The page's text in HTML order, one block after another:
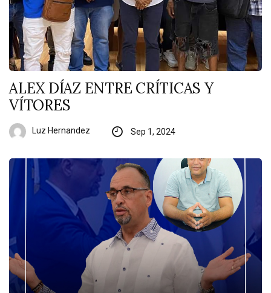
ALEX DÍAZ ENTRE CRÍTICAS Y
VÍTORES
Luz Hernandez Sep 1, 2024